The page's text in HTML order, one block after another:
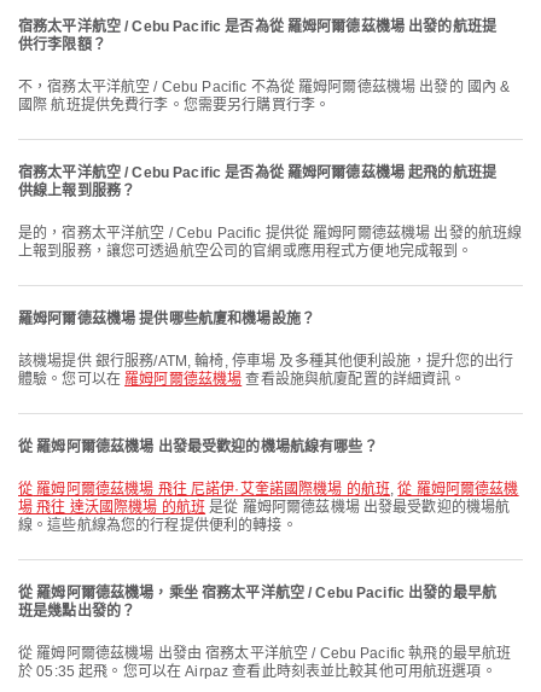
宿務太平洋航空 / Cebu Pacific 是否為從 羅姆阿爾德茲機場 出發的航班提
供行李限額？
不，宿務太平洋航空 / Cebu Pacific 不為從 羅姆阿爾德茲機場 出發的 國內 &
國際 航班提供免費行李。您需要另行購買行李。
宿務太平洋航空 / Cebu Pacific 是否為從 羅姆阿爾德茲機場 起飛的航班提
供線上報到服務？
是的，宿務太平洋航空 / Cebu Pacific 提供從 羅姆阿爾德茲機場 出發的航班線
上報到服務，讓您可透過航空公司的官網或應用程式方便地完成報到。
羅姆阿爾德茲機場 提供哪些航廈和機場設施？
該機場提供 銀行服務/ATM, 輪椅, 停車場 及多種其他便利設施，提升您的出行
體驗。您可以在 羅姆阿爾德茲機場 查看設施與航廈配置的詳細資訊。
從 羅姆阿爾德茲機場 出發最受歡迎的機場航線有哪些？
從 羅姆阿爾德茲機場 飛往 尼諾伊·艾奎諾國際機場 的航班,從 羅姆阿爾德茲機
場 飛往 達沃國際機場 的航班 是從 羅姆阿爾德茲機場 出發最受歡迎的機場航
線。這些航線為您的行程提供便利的轉接。
從 羅姆阿爾德茲機場，乘坐 宿務太平洋航空 / Cebu Pacific 出發的最早航
班是幾點出發的？
從 羅姆阿爾德茲機場 出發由 宿務太平洋航空 / Cebu Pacific 執飛的最早航班
於 05:35 起飛。您可以在 Airpaz 查看此時刻表並比較其他可用航班選項。